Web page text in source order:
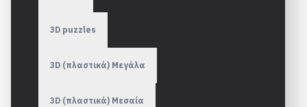
3D puzzles
3D (πλαστικά) Μεγάλα
3D (πλαστικά) Μεσαία